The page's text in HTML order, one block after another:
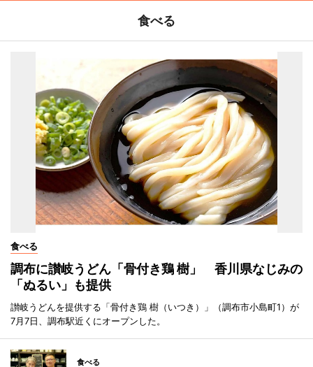
食べる
食べる
調布に讃岐うどん「骨付き鶏 樹」 香川県なじみの
「ぬるい」も提供
讃岐うどんを提供する「骨付き鶏 樹（いつき）」（調布市小島町1）が
7月7日、調布駅近くにオープンした。
食べる